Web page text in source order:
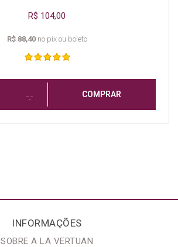
R$ 104,00
R$ 88,40no pix ou boleto
COMPRAR
INFORMAÇÕES
SOBRE A LA VERTUAN